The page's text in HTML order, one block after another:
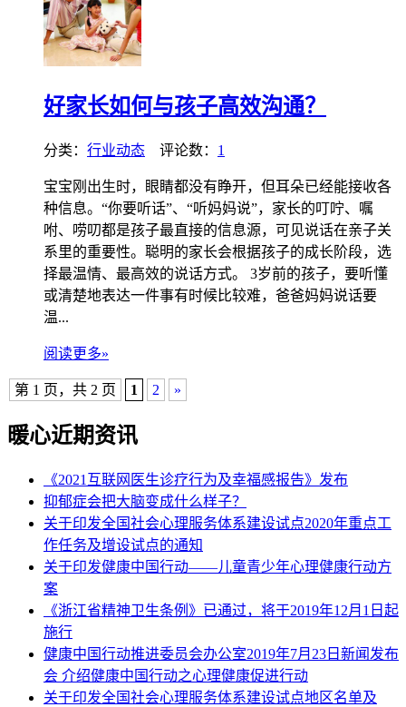
好家长如何与孩子高效沟通？
分类： 行业动态 评论数： 1
宝宝刚出生时，眼睛都没有睁开，但耳朵已经能接收各
种信息。“你要听话”、“听妈妈说”，家长的叮咛、嘱
咐、唠叨都是孩子最直接的信息源，可见说话在亲子关
系里的重要性。聪明的家长会根据孩子的成长阶段，选
择最温情、最高效的说话方式。 3岁前的孩子，要听懂
或清楚地表达一件事有时候比较难，爸爸妈妈说话要
温...
阅读更多»
第 1 页，共 2 页 1 2 »
暖心近期资讯
《2021互联网医生诊疗行为及幸福感报告》发布
抑郁症会把大脑变成什么样子？
关于印发全国社会心理服务体系建设试点2020年重点工
作任务及增设试点的通知
关于印发健康中国行动——儿童青少年心理健康行动方
案
《浙江省精神卫生条例》已通过，将于2019年12月1日起
施行
健康中国行动推进委员会办公室2019年7月23日新闻发布
会 介绍健康中国行动之心理健康促进行动
关于印发全国社会心理服务体系建设试点地区名单及